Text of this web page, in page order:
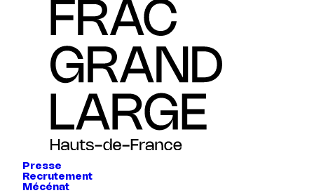
Presse
Recrutement
Mécénat